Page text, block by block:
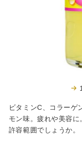
ビタミンC、コラーゲ
モン味。疲れや美容
許容範囲でしょうか。